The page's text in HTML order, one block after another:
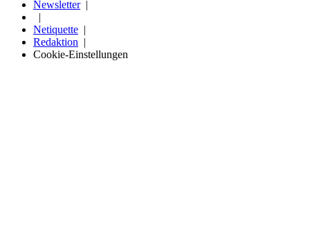
Newsletter
Netiquette
Redaktion
Cookie-Einstellungen